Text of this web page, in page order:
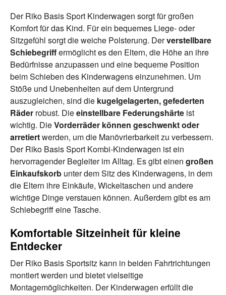
Der Riko Basis Sport Kinderwagen sorgt für großen
Komfort für das Kind. Für ein bequemes Liege- oder
Sitzgefühl sorgt die weiche Polsterung. Derverstellbare
Schiebegriffermöglicht es den Eltern, die Höhe an ihre
Bedürfnisse anzupassen und eine bequeme Position
beim Schieben des Kinderwagens einzunehmen. Um
Stöße und Unebenheiten auf dem Untergrund
auszugleichen, sind die kugelgelagerten, gefederten
Räder robust. Dieeinstellbare Federungshärte ist
wichtig. DieVorderräder können geschwenkt oder
arretiertwerden, um die Manövrierbarkeit zu verbessern.
Der Riko Basis Sport Kombi-Kinderwagen ist ein
hervorragender Begleiter im Alltag. Es gibt einen großen
Einkaufskorb unter dem Sitz des Kinderwagens, in dem
die Eltern ihre Einkäufe, Wickeltaschen und andere
wichtige Dinge verstauen können. Außerdem gibt es am
Schiebegriff eine Tasche.
Komfortable Sitzeinheit für kleine
Entdecker
Der Riko Basis Sportsitz kann in beiden Fahrtrichtungen
montiert werden und bietet vielseitige
Montagemöglichkeiten. Der Kinderwagen erfüllt die